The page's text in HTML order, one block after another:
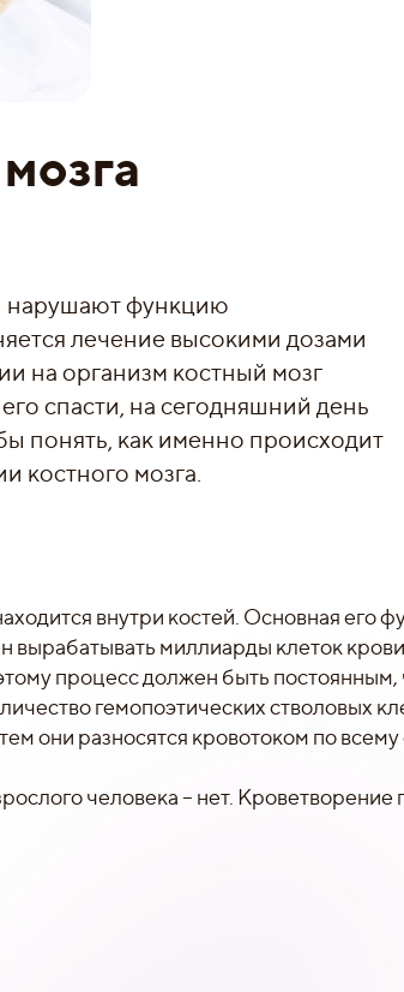
нарушают функцию
лечение высокими дозами
на организм костный мозг
спасти, на сегодняшний день
понять, как именно происходит
костного мозга.
внутри костей. Основная его
вырабатывать миллиарды клеток
процесс должен быть постоянным,
гемопоэтических стволовых
они разносятся кровотоком по всему
человека – нет. Кроветворение